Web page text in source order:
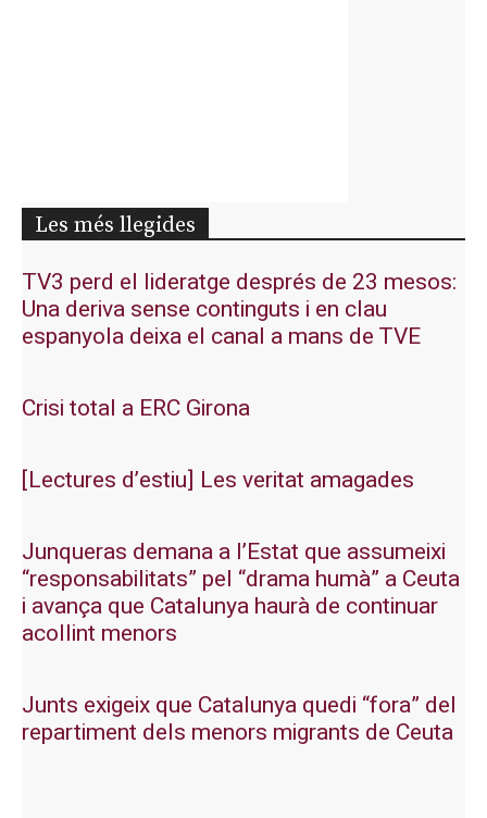
Les més llegides
TV3 perd el lideratge després de 23 mesos:
Una deriva sense continguts i en clau
espanyola deixa el canal a mans de TVE
Crisi total a ERC Girona
[Lectures d’estiu] Les veritat amagades
Junqueras demana a l’Estat que assumeixi
“responsabilitats” pel “drama humà” a Ceuta
i avança que Catalunya haurà de continuar
acollint menors
Junts exigeix que Catalunya quedi “fora” del
repartiment dels menors migrants de Ceuta